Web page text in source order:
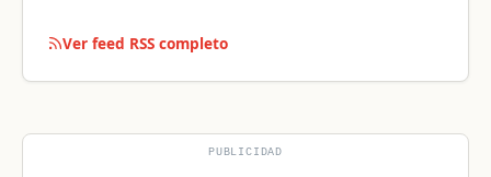
Ver feed RSS completo
PUBLICIDAD